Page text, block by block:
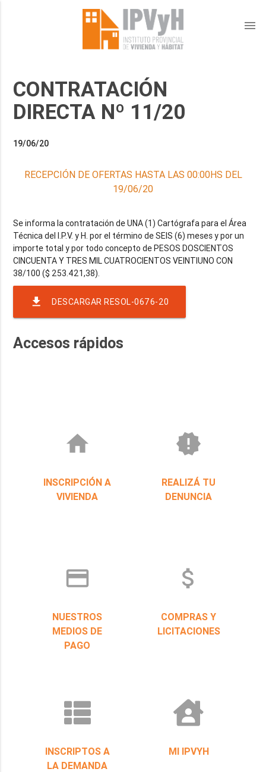
menu
CONTRATACIÓN
DIRECTA Nº 11/20
19/06/20
RECEPCIÓN DE OFERTAS HASTA LAS 00:00HS DEL
19/06/20
Se informa la contratación de UNA (1) Cartógrafa para el Área
Técnica del I.P.V. y H. por el término de SEIS (6) meses y por un
importe total y por todo concepto de PESOS DOSCIENTOS
CINCUENTA Y TRES MIL CUATROCIENTOS VEINTIUNO CON
file_download DESCARGAR RESOL-0676-20
Accesos rápidos
home
INSCRIPCIÓN A
VIVIENDA
new_releases
REALIZÁ TU
DENUNCIA
credit_card
NUESTROS
MEDIOS DE
PAGO
attach_money
COMPRAS Y
LICITACIONES
INSCRIPTOS A
LA DEMANDA
MI IPVYH